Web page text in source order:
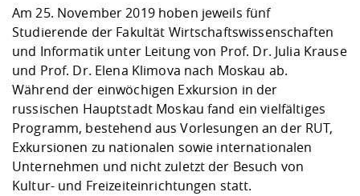
und Physik
Digitales Lernen
Fremdsprachen
Studentenwerk
Angebote der
Arbeit
Formulare und
Internationale
Kooperationen
Klimaschutz &
Förderverein
Maschinenbau
Qualitätssicherung
Am 25. November 2019 hoben jeweils fünf
Studierende der Fakultät Wirtschaftswissenschaften
und Informatik unter Leitung von Prof. Dr. Julia Krause
und Prof. Dr. Elena Klimova nach Moskau ab.
Während der einwöchigen Exkursion in der
russischen Hauptstadt Moskau fand ein vielfältiges
Programm, bestehend aus Vorlesungen an der RUT,
Exkursionen zu nationalen sowie internationalen
Unternehmen und nicht zuletzt der Besuch von
Kultur- und Freizeiteinrichtungen statt.